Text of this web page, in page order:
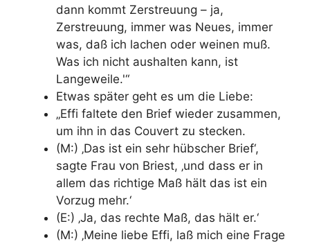
dann kommt Zerstreuung – ja,
Zerstreuung, immer was Neues, immer
was, daß ich lachen oder weinen muß.
Was ich nicht aushalten kann, ist
Langeweile.'“
Etwas später geht es um die Liebe:
„Effi faltete den Brief wieder zusammen,
um ihn in das Couvert zu stecken.
(M:) ‚Das ist ein sehr hübscher Brief‘,
sagte Frau von Briest, ‚und dass er in
allem das richtige Maß hält das ist ein
Vorzug mehr.‘
(E:) ‚Ja, das rechte Maß, das hält er.‘
(M:) ‚Meine liebe Effi, laß mich eine Frage